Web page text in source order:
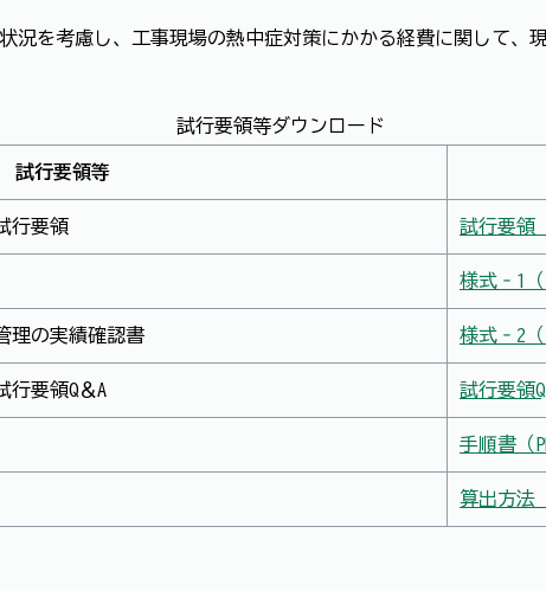
況を考慮し、工事現場の熱中症対策にかかる経費に関して、
試行要領等ダウンロード
試行要領等
行要領 試行要領
様式‐1（
理の実績確認書 様式‐2（
行要領Q＆A 試行要領Q
手順書（
算出方法